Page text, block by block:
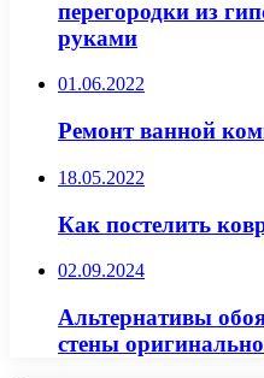
перегородки из
руками
01.06.2022
Ремонт ванной
18.05.2022
Как постелить
02.09.2024
Альтернативы
стены оригинально